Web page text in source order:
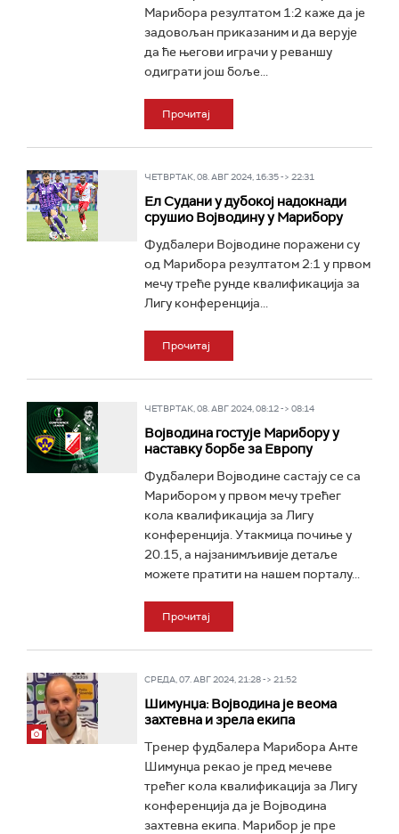
Марибора резултатом 1:2 каже да је
задовољан приказаним и да верује
да ће његови играчи у реваншу
одиграти још боље...
Прочитај
ЧЕТВРТАК, 08. АВГ 2024, 16:35 -> 22:31
Ел Судани у дубокој надокнади
срушио Војводину у Марибору
Фудбалери Војводине поражени су
од Марибора резултатом 2:1 у првом
мечу треће рунде квалификација за
Лигу конференција...
Прочитај
ЧЕТВРТАК, 08. АВГ 2024, 08:12 -> 08:14
Војводина гостује Марибору у
наставку борбе за Европу
Фудбалери Војводине састају се са
Марибором у првом мечу трећег
кола квалификација за Лигу
конференција. Утакмица почиње у
20.15, а најзанимљивије детаље
можете пратити на нашем порталу...
Прочитај
СРЕДА, 07. АВГ 2024, 21:28 -> 21:52
Шимунџа: Војводина је веома
захтевна и зрела екипа
Тренер фудбалера Марибора Анте
Шимунџа рекао је пред мечеве
трећег кола квалификација за Лигу
конференција да је Војводина
захтевна екипа. Марибор је пре